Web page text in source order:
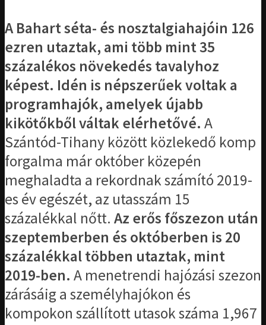
A Bahart séta- és nosztalgiahajóin 126
ezren utaztak, ami több mint 35
százalékos növekedés tavalyhoz
képest. Idén is népszerűek voltak a
programhajók, amelyek újabb
kikötőkből váltak elérhetővé. A
Szántód-Tihany között közlekedő komp
forgalma már október közepén
meghaladta a rekordnak számító 2019-
es év egészét, az utasszám 15
százalékkal nőtt. Az erős főszezon után
szeptemberben és októberben is 20
százalékkal többen utaztak, mint
2019-ben. A menetrendi hajózási szezon
zárásáig a személyhajókon és
kompokon szállított utasok száma 1,967